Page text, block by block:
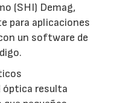
(SHI) Demag,
para aplicaciones
un software de
óptica resulta